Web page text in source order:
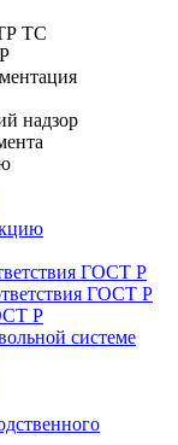
ТС
надзор
ГОСТ Р
ГОСТ Р
Р
системе